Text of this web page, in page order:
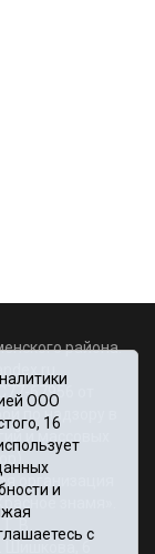
района.
67956 от
по надзору в
и массовых
организация
знамя».
В.
Шишкова, 6
ООО
16
и
с